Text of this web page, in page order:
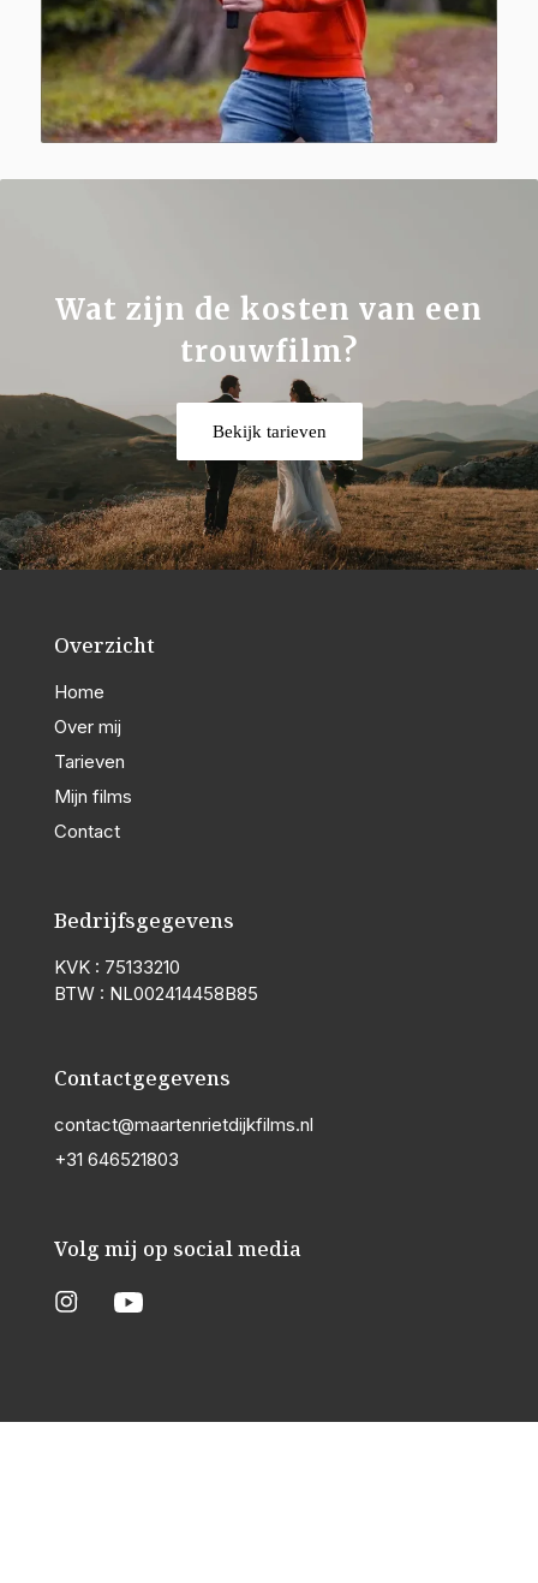
Wat zijn de kosten van een
trouwfilm?
Bekijk tarieven
Overzicht
Home
Over mij
Tarieven
Mijn films
Contact
Bedrijfsgegevens
KVK : 75133210
BTW : NL002414458B85
Contactgegevens
contact@maartenrietdijkfilms.nl
+31 646521803
Volg mij op social media